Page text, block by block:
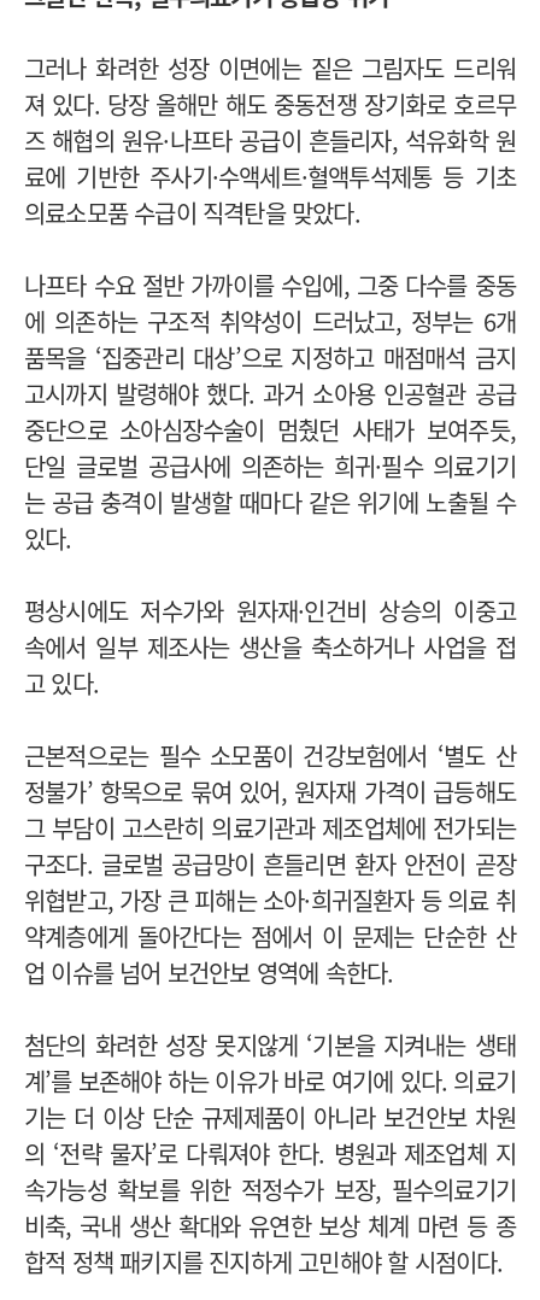
그러나 화려한 성장 이면에는 짙은 그림자도 드리워
져 있다. 당장 올해만 해도 중동전쟁 장기화로 호르무
즈 해협의 원유·나프타 공급이 흔들리자, 석유화학 원
료에 기반한 주사기·수액세트·혈액투석제통 등 기초
의료소모품 수급이 직격탄을 맞았다.
나프타 수요 절반 가까이를 수입에, 그중 다수를 중동
에 의존하는 구조적 취약성이 드러났고, 정부는 6개
품목을 ‘집중관리 대상’으로 지정하고 매점매석 금지
고시까지 발령해야 했다. 과거 소아용 인공혈관 공급
중단으로 소아심장수술이 멈췄던 사태가 보여주듯,
단일 글로벌 공급사에 의존하는 희귀·필수 의료기기
는 공급 충격이 발생할 때마다 같은 위기에 노출될 수
있다.
평상시에도 저수가와 원자재·인건비 상승의 이중고
속에서 일부 제조사는 생산을 축소하거나 사업을 접
고 있다.
근본적으로는 필수 소모품이 건강보험에서 ‘별도 산
정불가’ 항목으로 묶여 있어, 원자재 가격이 급등해도
그 부담이 고스란히 의료기관과 제조업체에 전가되는
구조다. 글로벌 공급망이 흔들리면 환자 안전이 곧장
위협받고, 가장 큰 피해는 소아·희귀질환자 등 의료 취
약계층에게 돌아간다는 점에서 이 문제는 단순한 산
업 이슈를 넘어 보건안보 영역에 속한다.
첨단의 화려한 성장 못지않게 ‘기본을 지켜내는 생태
계’를 보존해야 하는 이유가 바로 여기에 있다. 의료기
기는 더 이상 단순 규제제품이 아니라 보건안보 차원
의 ‘전략 물자’로 다뤄져야 한다. 병원과 제조업체 지
속가능성 확보를 위한 적정수가 보장, 필수의료기기
비축, 국내 생산 확대와 유연한 보상 체계 마련 등 종
합적 정책 패키지를 진지하게 고민해야 할 시점이다.